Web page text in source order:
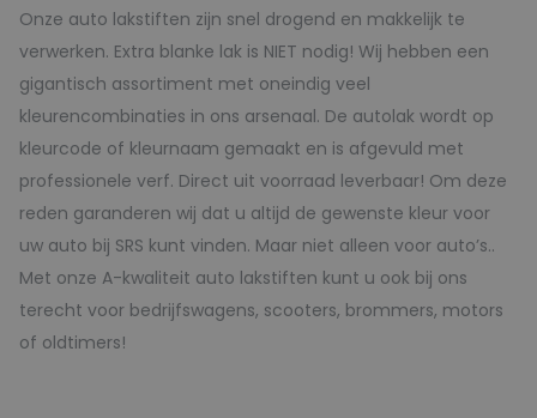
Onze auto lakstiften zijn snel drogend en makkelijk te
verwerken. Extra blanke lak is NIET nodig! Wij hebben een
gigantisch assortiment met oneindig veel
kleurencombinaties in ons arsenaal. De autolak wordt op
kleurcode of kleurnaam gemaakt en is afgevuld met
professionele verf. Direct uit voorraad leverbaar! Om deze
reden garanderen wij dat u altijd de gewenste kleur voor
uw auto bij SRS kunt vinden. Maar niet alleen voor auto’s..
Met onze A-kwaliteit auto lakstiften kunt u ook bij ons
terecht voor bedrijfswagens, scooters, brommers, motors
of oldtimers!